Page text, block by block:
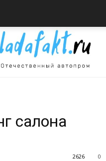
салона
0
2626